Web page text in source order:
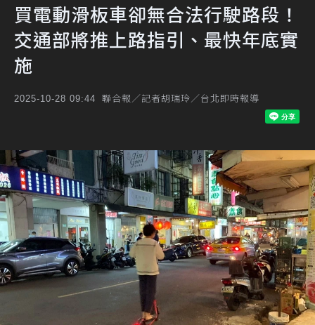
買電動滑板車卻無合法行駛路段！
交通部將推上路指引、最快年底實
施
2025-10-28 09:44 聯合報／記者胡瑞玲／台北即時報導